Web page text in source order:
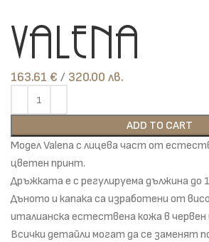
Valena
163.61 € лв.
ADD TO CART
Модел Valena с лицева част от
цветен принт.
Дръжката е с регулируема дължина до
Дъното и капака са изработени от
италианска естествена кожа в
Всички детайли могат да се заменят